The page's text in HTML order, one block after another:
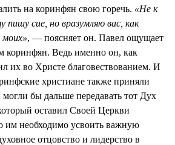
на коринфян свою горечь. «Не к
сие, но вразумляю вас, как
моих», — поясняет он. Павел ощущает
коринфян. Ведь именно он, как
их во Христе благовествованием. И
христиане также приняли
могли бы дальше передавать тот Дух
оставил Своей Церкви
им необходимо усвоить важную
отцовство и лидерство в